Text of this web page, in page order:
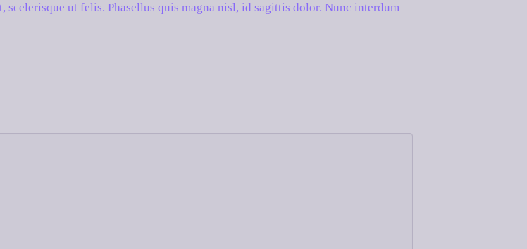
ut felis. Phasellus quis magna nisl, id sagittis dolor. Nunc interdum